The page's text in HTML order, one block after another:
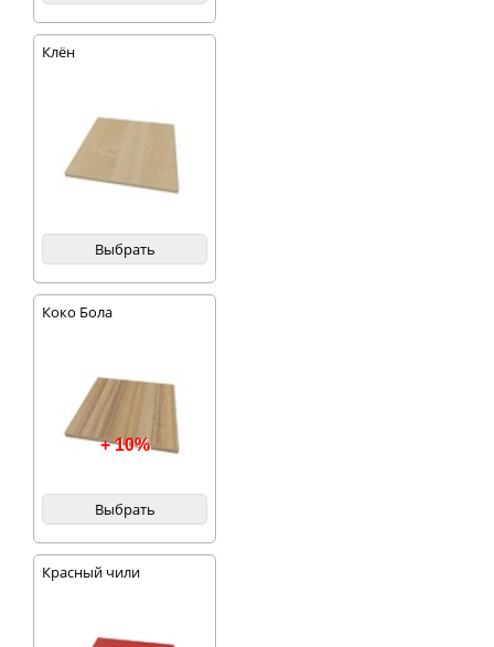
Клён
Выбрать
Коко Бола
+ 10%
Выбрать
Красный чили